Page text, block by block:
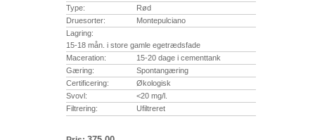
Type:
Rød
Druesorter:
Montepulciano
Lagring:
15-18 mån. i store gamle egetrædsfade
Maceration:
15-20 dage i cementtank
Gæring:
Spontangæring
Certificering:
Økologisk
Svovl:
<20 mg/l.
Filtrering:
Ufiltreret